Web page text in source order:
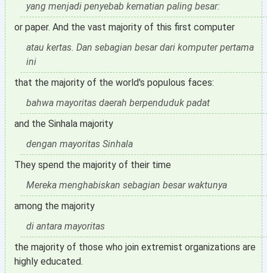
yang menjadi penyebab kematian paling besar:
or paper. And the vast majority of this first computer
atau kertas. Dan sebagian besar dari komputer pertama
ini
that the majority of the world's populous faces:
bahwa mayoritas daerah berpenduduk padat
and the Sinhala majority
dengan mayoritas Sinhala
They spend the majority of their time
Mereka menghabiskan sebagian besar waktunya
among the majority
di antara mayoritas
the majority of those who join extremist organizations are
highly educated.